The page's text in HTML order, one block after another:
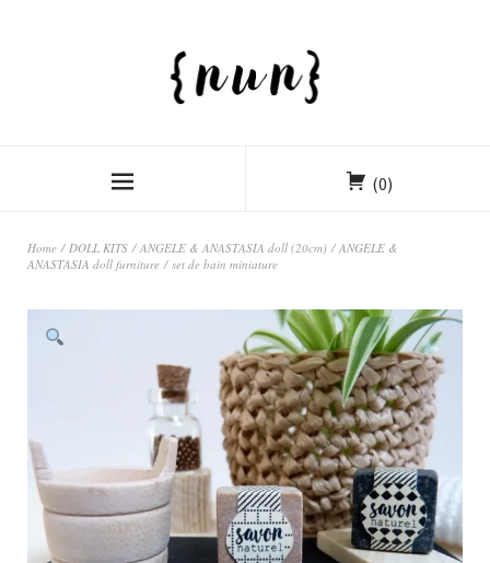
(0)
Home / DOLL KITS / ANGELE & ANASTASIA doll (20cm) / ANGELE &
ANASTASIA doll furniture / set de bain miniature